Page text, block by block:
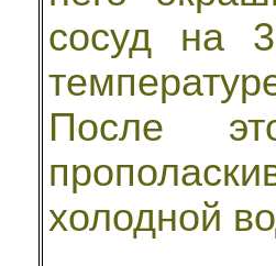
сосуд на
После
холодной